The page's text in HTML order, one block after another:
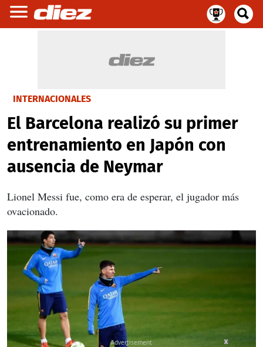
INTERNACIONALES
El Barcelona realizó su primer
entrenamiento en Japón con
ausencia de Neymar
Lionel Messi fue, como era de esperar, el jugador más
ovacionado.
X
X